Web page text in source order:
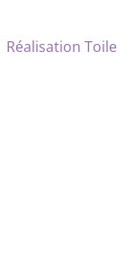
Réalisation Toile